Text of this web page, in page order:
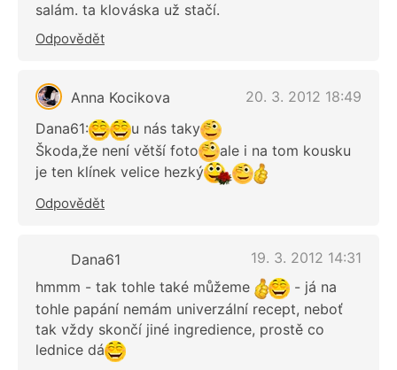
salám. ta klováska už stačí.
Odpovědět
Anna Kocikova
20. 3. 2012 18:49
Dana61:
u nás taky
Škoda,že není větší foto
ale i na tom kousku
je ten klínek velice hezký
Odpovědět
Dana61
19. 3. 2012 14:31
hmmm - tak tohle také můžeme
- já na
tohle papání nemám univerzální recept, neboť
tak vždy skončí jiné ingredience, prostě co
lednice dá